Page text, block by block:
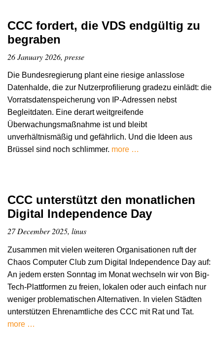
CCC fordert, die VDS endgültig zu
begraben
26 January 2026, presse
Die Bundesregierung plant eine riesige anlasslose
Datenhalde, die zur Nutzerprofilierung gradezu einlädt: die
Vorratsdatenspeicherung von IP-Adressen nebst
Begleitdaten. Eine derart weitgreifende
Überwachungsmaßnahme ist und bleibt
unverhältnismäßig und gefährlich. Und die Ideen aus
Brüssel sind noch schlimmer. more …
CCC unterstützt den monatlichen
Digital Independence Day
27 December 2025, linus
Zusammen mit vielen weiteren Organisationen ruft der
Chaos Computer Club zum Digital Independence Day auf:
An jedem ersten Sonntag im Monat wechseln wir von Big-
Tech-Plattformen zu freien, lokalen oder auch einfach nur
weniger problematischen Alternativen. In vielen Städten
unterstützen Ehrenamtliche des CCC mit Rat und Tat.
more …